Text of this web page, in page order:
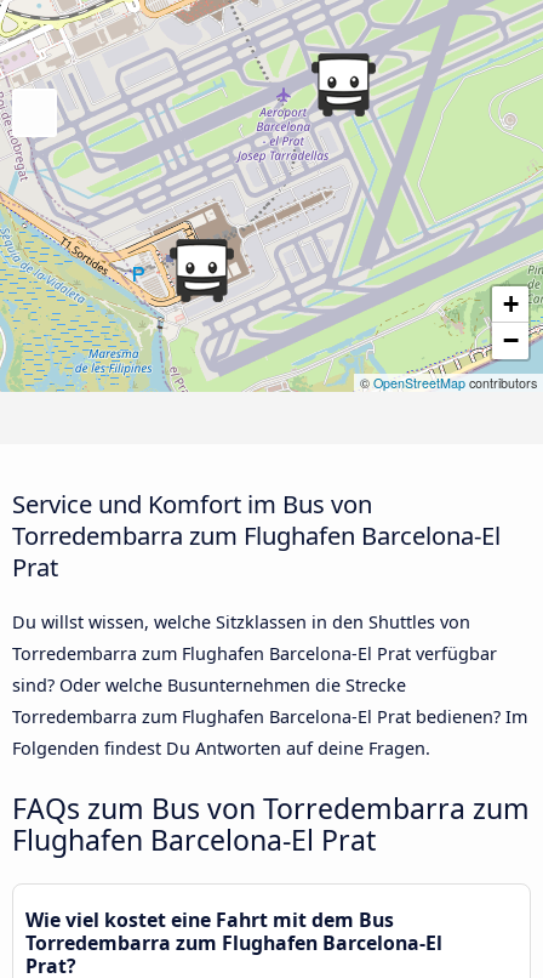
+
−
©OpenStreetMap contributors
Service und Komfort im Bus von
Torredembarra zum Flughafen Barcelona-El
Prat
Du willst wissen, welche Sitzklassen in den Shuttles von
Torredembarra zum Flughafen Barcelona-El Prat verfügbar
sind? Oder welche Busunternehmen die Strecke
Torredembarra zum Flughafen Barcelona-El Prat bedienen? Im
Folgenden findest Du Antworten auf deine Fragen.
FAQs zum Bus von Torredembarra zum
Flughafen Barcelona-El Prat
Wie viel kostet eine Fahrt mit dem Bus
Torredembarra zum Flughafen Barcelona-El
Prat?